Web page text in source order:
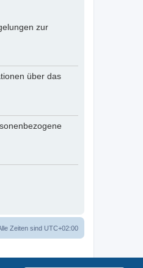
zur
über das
Zeiten sind UTC+02:00